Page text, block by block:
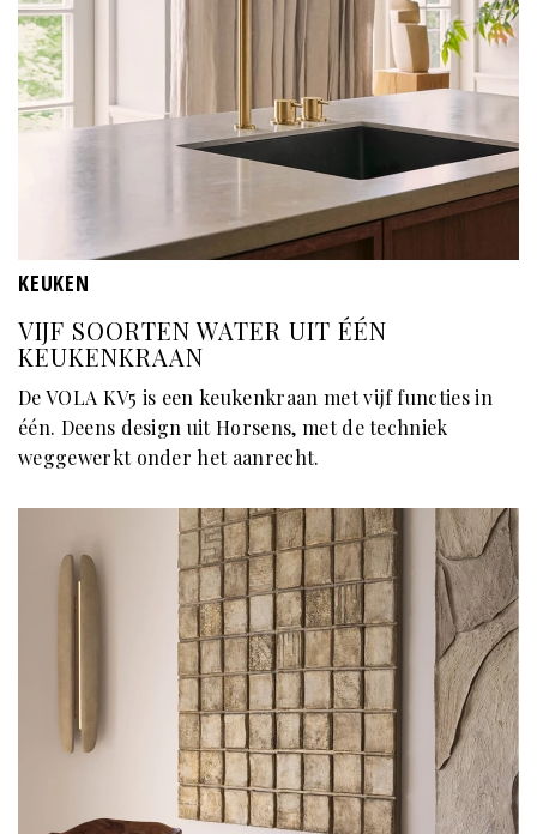
KEUKEN
VIJF SOORTEN WATER UIT ÉÉN
KEUKENKRAAN
De VOLA KV5 is een keukenkraan met vijf functies in
één. Deens design uit Horsens, met de techniek
weggewerkt onder het aanrecht.